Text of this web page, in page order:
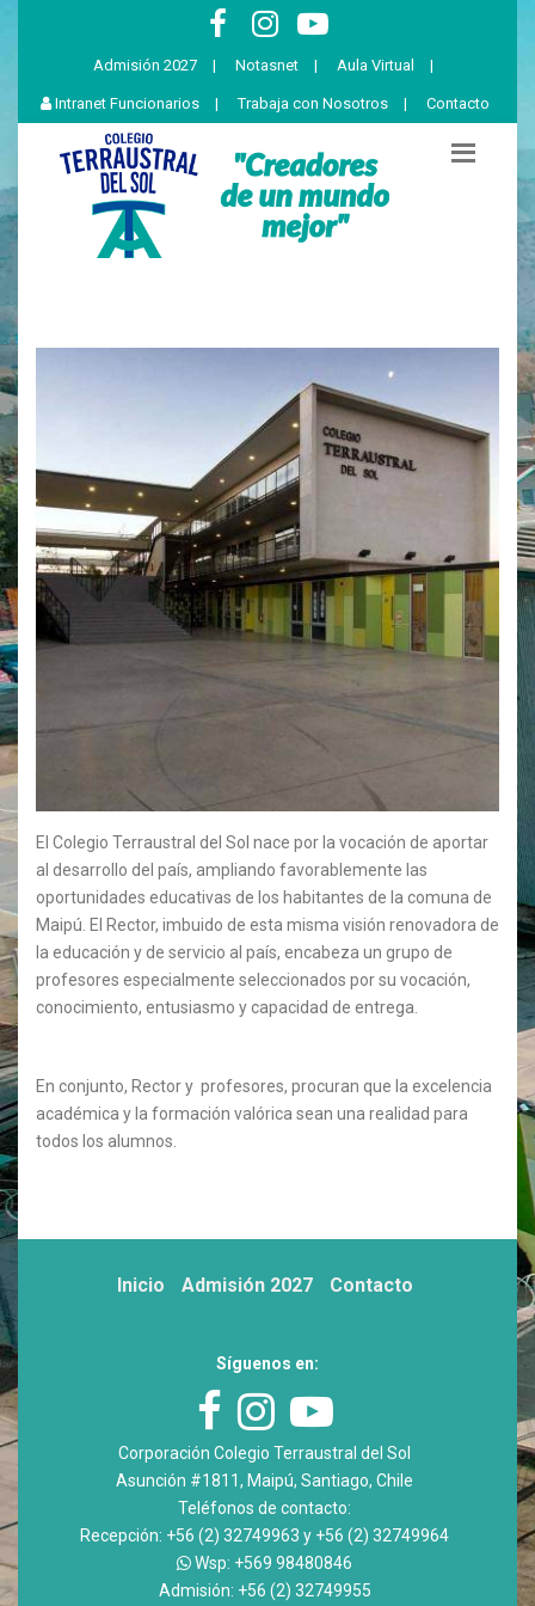
Admisión 2027 | Notasnet | Aula Virtual |
Intranet Funcionarios | Trabaja con Nosotros | Contacto
El Colegio Terraustral del Sol nace por la vocación de aportar
al desarrollo del país, ampliando favorablemente las
oportunidades educativas de los habitantes de la comuna de
Maipú. El Rector, imbuido de esta misma visión renovadora de
la educación y de servicio al país, encabeza un grupo de
profesores especialmente seleccionados por su vocación,
conocimiento, entusiasmo y capacidad de entrega.
En conjunto, Rector y profesores, procuran que la excelencia
académica y la formación valórica sean una realidad para
todos los alumnos.
Inicio Admisión 2027 Contacto
Síguenos en:
Corporación Colegio Terraustral del Sol
Asunción #1811, Maipú, Santiago, Chile
Teléfonos de contacto:
Recepción: +56 (2) 32749963 y +56 (2) 32749964
Wsp: +569 98480846
Admisión: +56 (2) 32749955